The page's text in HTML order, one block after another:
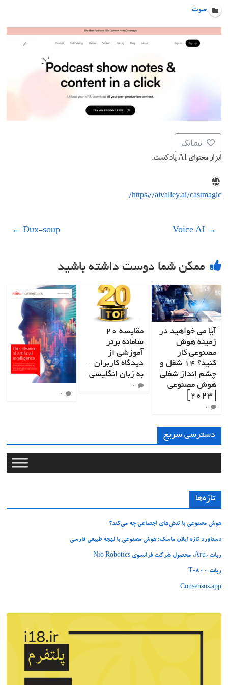
صوت
نشانک
ابزار محتوای AI پادکست.
https://aivalley.ai/castmagic/
→
Voice AI
Dux-soup
←
ممکن شما دوست داشته باشید
آیا می خواهید در
زمینه هوش
مصنوعی کار
کنید؟ ۱۴ شغل و
چشم انداز شغلی
هوش مصنوعی
[۲۰۲۳]
۰
مقایسه ۲۰
سامانه برتر
آموزشی از
دیدگاه کاربران –
به زبان انگلیسی
۰
۰
دسترسی سریع
تازه‌ها
هوش مصنوعی با تنش‌های اجتماعی چه می‌کند؟
دستاورد تازه ایلان ماسک؛ هوش مصنوعی با لهجه طبیعی فارسی
ربات «Aru» محصول شرکت فرانسوی Nio Robotics
ربات T‑800
Consensus.app